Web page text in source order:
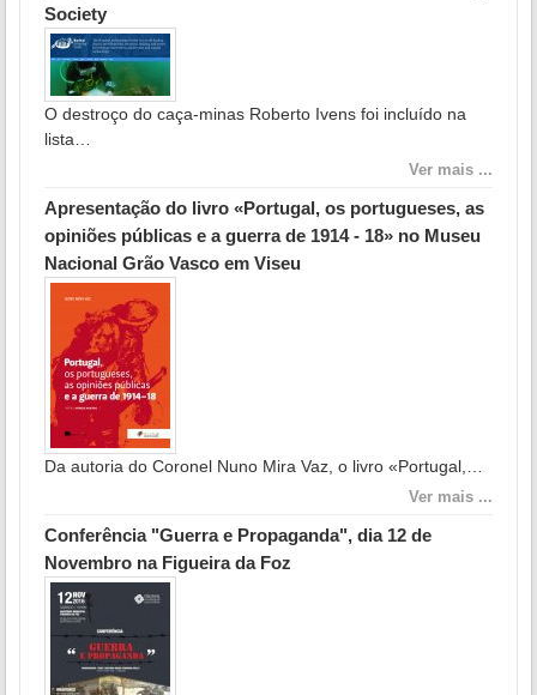
Society
O destroço do caça-minas Roberto Ivens foi incluído na
lista…
Ver mais ...
Apresentação do livro «Portugal, os portugueses, as
opiniões públicas e a guerra de 1914 - 18» no Museu
Nacional Grão Vasco em Viseu
Da autoria do Coronel Nuno Mira Vaz, o livro «Portugal,…
Ver mais ...
Conferência "Guerra e Propaganda", dia 12 de
Novembro na Figueira da Foz